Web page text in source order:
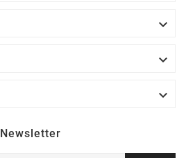



Newsletter